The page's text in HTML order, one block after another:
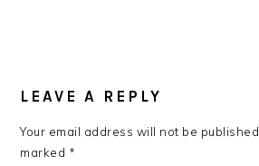
LEAVE A REPLY
Your email address will not be published.
marked *